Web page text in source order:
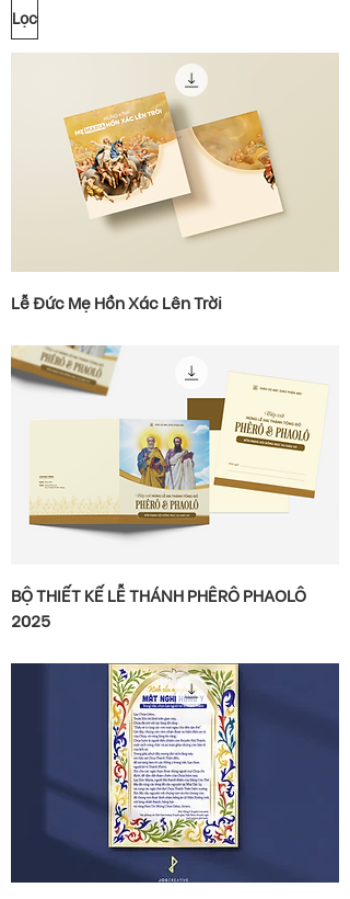
Lọc
Lễ Đức Mẹ Hồn Xác Lên Trời
BỘ THIẾT KẾ LỄ THÁNH PHÊRÔ PHAOLÔ
2025